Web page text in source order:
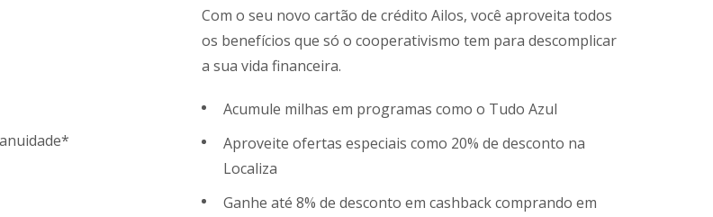
Com o seu novo cartão de crédito Ailos, você aproveita todos
os benefícios que só o cooperativismo tem para descomplicar
a sua vida financeira.
Acumule milhas em programas como o Tudo Azul
Aproveite ofertas especiais como 20% de desconto na
Localiza
Ganhe até 8% de desconto em cashback comprando em